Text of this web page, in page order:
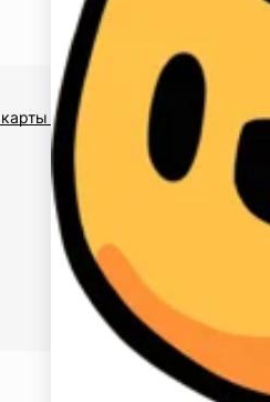
$2,5 Накрутка подписчиков